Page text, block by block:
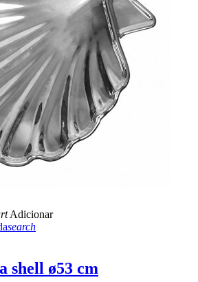
Adicionar
search
shell ø53 cm